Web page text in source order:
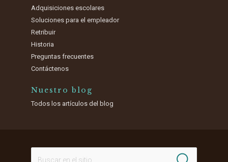
Adquisiciones escolares
Soluciones para el empleador
Retribuir
Historia
Preguntas frecuentes
Contáctenos
Nuestro blog
Todos los artículos del blog